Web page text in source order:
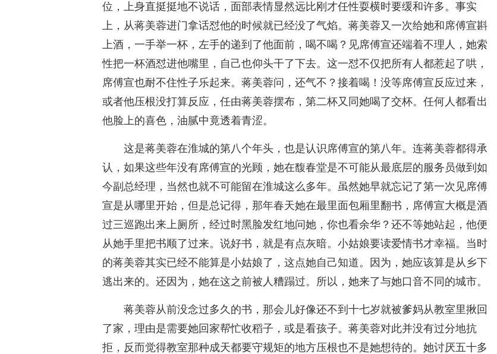
位，上身直挺挺地不说话，面部表情显然远比刚才任性耍横时要缓和许多。事实
上，从蒋美蓉进门拿话怼他的时候就已经没了气焰。蒋美蓉又一次给她和席傅宣斟
上酒，一手举一杯，左手的递到了他面前，喝不喝？见席傅宣还端着不理人，她索
性把一杯酒怼进他嘴里，自己也仰头干了下去。这一怼不仅把所有人都惹起了哄，
席傅宣也耐不住性子乐起来。蒋美蓉问，还气不？接着喝！没等席傅宣反应过来，
或者他压根没打算反应，任由蒋美蓉摆布，第二杯又同她喝了交杯。任何人都看出
他脸上的喜色，油腻中竟透着青涩。
这是蒋美蓉在淮城的第八个年头，也是认识席傅宣的第八年。连蒋美蓉都得承
认，如果这些年没有席傅宣的光顾，她在馥春堂是不可能从最底层的服务员做到如
今副总经理，当然也就不可能留在淮城这么多年。虽然她早就忘记了第一次见席傅
宣是从哪里开始，但是总记得，那年春天她在最里面包厢里翻书，席傅宣大概是酒
过三巡跑出来上厕所，经过时黑脸发红地问她，你也看余华？还不等她站起，他便
从她手里把书顺了过来。说好书，就是有点灰暗。小姑娘要读爱情书才幸福。当时
的蒋美蓉其实已经不能算是小姑娘了，这点她自己知道。因为，她应该算是从乡下
逃出来的。还因为，她在这之前被人糟蹋过。所以，她来了与她口音不同的城市。
蒋美蓉从前没念过多久的书，那会儿好像还不到十七岁就被爹妈从教室里揪回
了家，理由是需要她回家帮忙收稻子，或是看孩子。蒋美蓉对此并没有过分地抗
拒，反而觉得教室那种成天都要守规矩的地方压根也不是她想待的。她讨厌五十多